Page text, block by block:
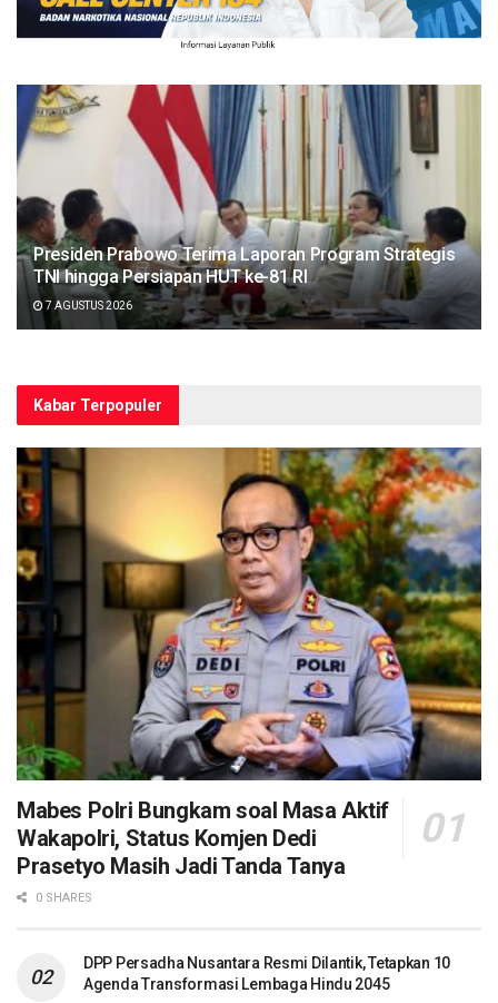
Presiden Prabowo Terima Laporan Program Strategis
TNI hingga Persiapan HUT ke-81 RI
7 AGUSTUS 2026
Kabar Terpopuler
Mabes Polri Bungkam soal Masa Aktif
Wakapolri, Status Komjen Dedi
Prasetyo Masih Jadi Tanda Tanya
0 SHARES
DPP Persadha Nusantara Resmi Dilantik, Tetapkan 10
Agenda Transformasi Lembaga Hindu 2045